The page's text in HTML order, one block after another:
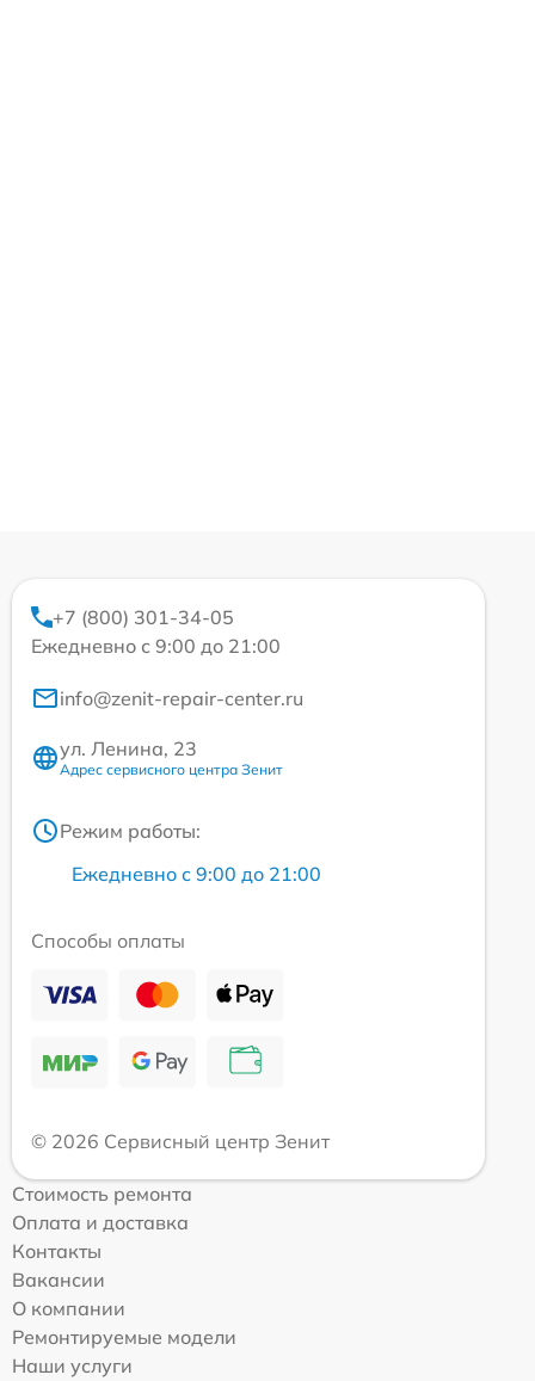
+7 (800) 301-34-05
Ежедневно с 9:00 до 21:00
info@zenit-repair-center.ru
ул. Ленина, 23
Адрес сервисного центра Зенит
Режим работы:
Ежедневно с 9:00 до 21:00
Способы оплаты
© 2026 Сервисный центр Зенит
Стоимость ремонта
Оплата и доставка
Контакты
Вакансии
О компании
Ремонтируемые модели
Наши услуги